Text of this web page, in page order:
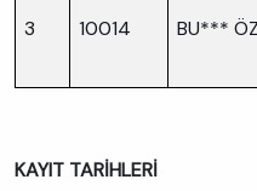
3 10014 BU***
KAYIT TARİHLERİ